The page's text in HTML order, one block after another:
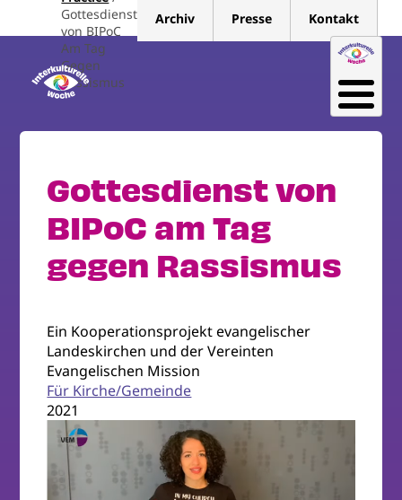
Gottesdienst
von BIPoC
Am Tag
Gegen
Rassismus
Archiv Presse Kontakt
Gottesdienst von
BIPoC am Tag
gegen Rassismus
Ein Kooperationsprojekt evangelischer
Landeskirchen und der Vereinten
Evangelischen Mission
Für Kirche/Gemeinde
2021